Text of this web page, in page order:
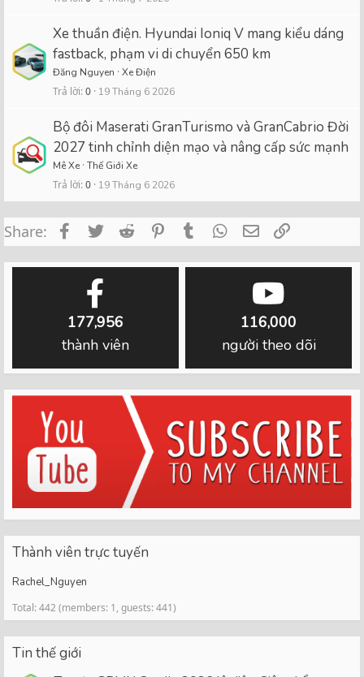
Xe thuần điện. Hyundai Ioniq V mang kiểu dáng
fastback, phạm vi di chuyển 650 km
Đăng Nguyen Xe Điện
Trả lời 0 19 Tháng 6 2026
Bộ đôi Maserati GranTurismo và GranCabrio Đời
2027 tinh chỉnh diện mạo và nâng cấp sức mạnh
Mê Xe Thế Giới Xe
Trả lời 0 19 Tháng 6 2026
Share: FacebookTwitterReddit PinterestTumblrWhatsApp
Email
177,956
thành viên
116,000
người theo dõi
Thành viên trực tuyến
Rachel_Nguyen
Total: 442 (members: 1, guests: 441)
Tin thế giới